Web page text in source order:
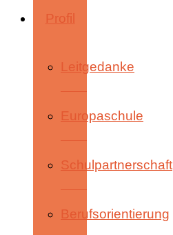
Profil
Leitgedanke
Europaschule
Schulpartnerschaft
Berufsorientierung